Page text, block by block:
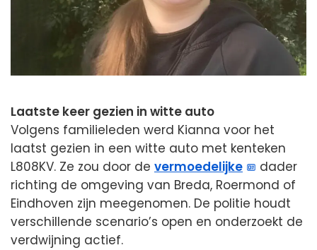
Laatste keer gezien in witte auto
Volgens familieleden werd Kianna voor het
laatst gezien in een witte auto met kenteken
L808KV. Ze zou door de vermoedelijke
dader
richting de omgeving van Breda, Roermond of
Eindhoven zijn meegenomen. De politie houdt
verschillende scenario’s open en onderzoekt de
verdwijning actief.